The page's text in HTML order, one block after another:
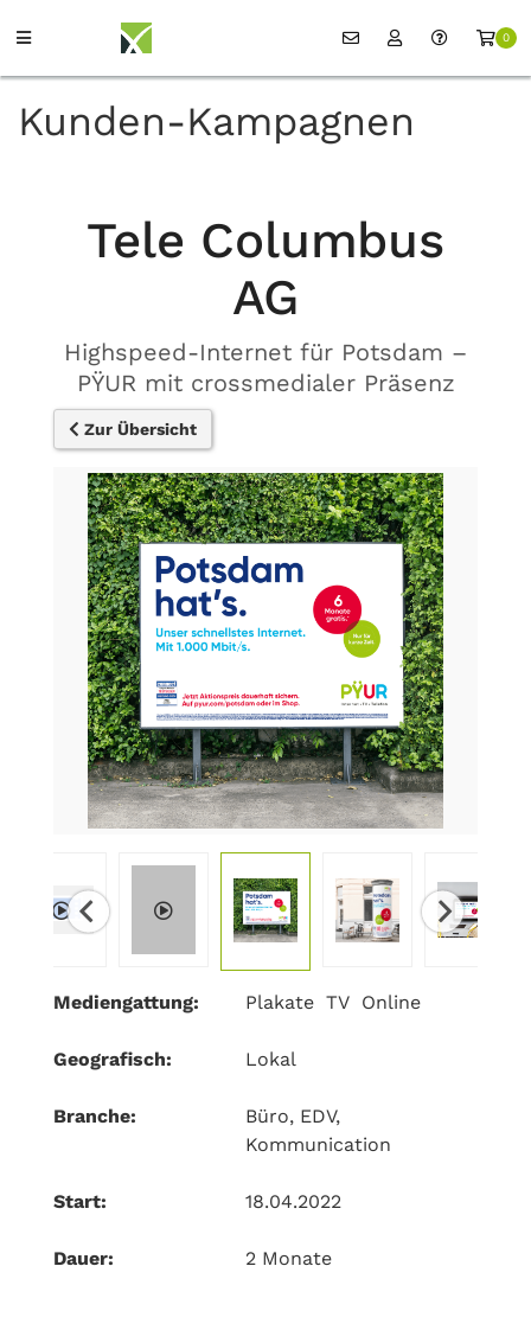
0
Kunden-Kampagnen
Tele Columbus
AG
Highspeed-Internet für Potsdam –
PŸUR mit crossmedialer Präsenz
Zur Übersicht
Mediengattung: Plakate TV Online
Geografisch: Lokal
Branche:
Büro, EDV,
Kommunication
Start: 18.04.2022
Dauer: 2 Monate